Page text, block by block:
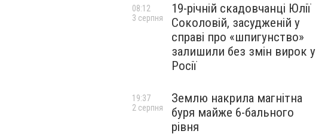
19-річній скадовчанці Юлії
Соколовій, засудженій у
справі про «шпигунство»
залишили без змін вирок у
Росії
08:12
3 серпня
Землю накрила магнітна
буря майже 6-бального
рівня
19:37
2 серпня